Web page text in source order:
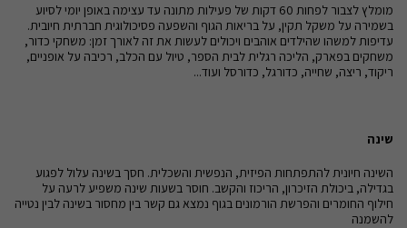
מומלץ לצבור לפחות 60 דקות של פעילות מתונה עד עצימה באופן יומי לסיוע
בשמירה על משקל תקין, על בריאות הגוף והשפעה פסיכולוגית חברתית חיובית.
עדיפות למשהו שהילדים אוהבים ויכולים לעשות את זה לאורך זמן: משחקי כדור,
משחקים בפארק, הליכה רגלית לבית הספר, טיול עם הכלב, רכיבה על אופניים,
ריקוד, ריצה, שחייה, כדורגל, כדורסל ועוד...
שינה
השינה חיונית להתפתחות הפיזית, הנפשית והשכלית. חסך בשינה עלול לפגוע
בגדילה, ביכולת הזיכרון, הריכוז והקשב. חוסר בשעות שינה משפיע לרעה על
חילוף החומרים והפרשת הורמונים בגוף נמצא גם קשר בין מחסור בשינה לבין נטייה
להשמנה